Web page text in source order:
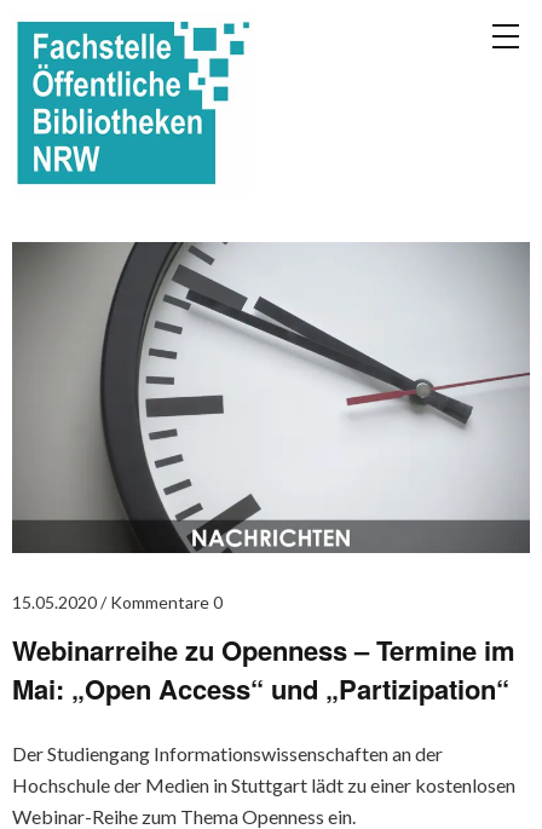
15.05.2020 Kommentare 0
Webinarreihe zu Openness – Termine im
Mai: „Open Access“ und „Partizipation“
Der Studiengang Informationswissenschaften an der
Hochschule der Medien in Stuttgart lädt zu einer kostenlosen
Webinar-Reihe zum Thema Openness ein.